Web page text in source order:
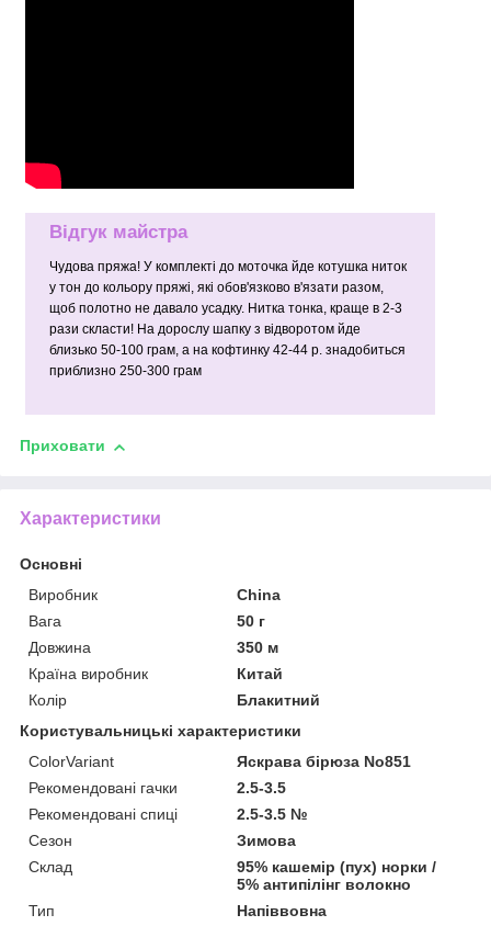
Відгук майстра
Чудова пряжа! У комплекті до моточка йде котушка ниток
у тон до кольору пряжі, які обов'язково в'язати разом,
щоб полотно не давало усадку. Нитка тонка, краще в 2-3
рази скласти! На дорослу шапку з відворотом йде
близько 50-100 грам, а на кофтинку 42-44 р. знадобиться
приблизно 250-300 грам
Приховати
Характеристики
Основні
Виробник
China
Вага
50 г
Довжина
350 м
Країна виробник
Китай
Колір
Блакитний
Користувальницькі характеристики
ColorVariant
Яскрава бірюза No851
Рекомендовані гачки
2.5-3.5
Рекомендовані спиці
2.5-3.5 №
Сезон
Зимова
Склад
95% кашемір (пух) норки /
5% антипілінг волокно
Тип
Напіввовна